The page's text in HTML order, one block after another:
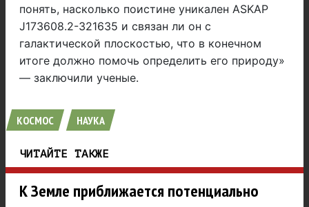
понять, насколько поистине уникален ASKAP
J173608.2-321635 и связан ли он с
галактической плоскостью, что в конечном
итоге должно помочь определить его природу»
— заключили ученые.
КОСМОС НАУКА
ЧИТАЙТЕ ТАКЖЕ
К Земле приближается потенциально